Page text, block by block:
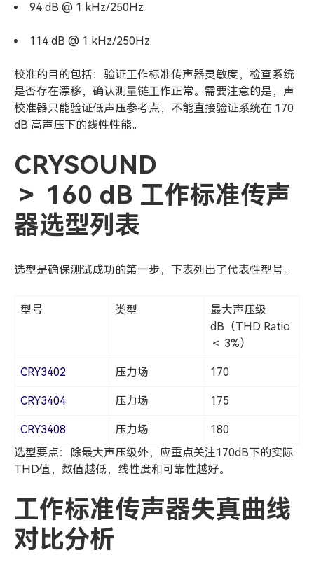
94 dB @ 1 kHz/250Hz
114 dB @ 1 kHz/250Hz
校准的目的包括：验证工作标准传声器灵敏度，检查系统
是否存在漂移，确认测量链工作正常。需要注意的是，声
校准器只能验证低声压参考点，不能直接验证系统在 170
dB 高声压下的线性性能。
CRYSOUND
＞ 160 dB 工作标准传声
器选型列表
选型是确保测试成功的第一步，下表列出了代表性型号。
型号 类型
最大声压级
dB（THD Ratio
＜ 3%）
CRY3402 压力场 170
CRY3404 压力场 175
CRY3408 压力场
180
选型要点：除最大声压级外，应重点关注170dB下的实际
THD值，数值越低，线性度和可靠性越好。
工作标准传声器失真曲线
对比分析